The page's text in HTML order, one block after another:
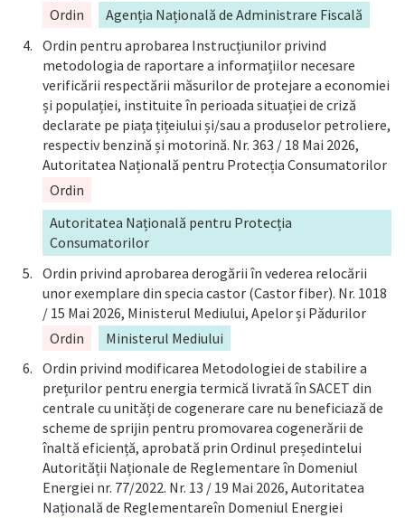
Ordin
Agenția Națională de Administrare Fiscală
Ordin pentru aprobarea Instrucțiunilor privind
metodologia de raportare a informațiilor necesare
verificării respectării măsurilor de protejare a economiei
și populației, instituite în perioada situației de criză
declarate pe piața țițeiului și/sau a produselor petroliere,
respectiv benzină și motorină. Nr. 363 / 18 Mai 2026,
Autoritatea Națională pentru Protecția Consumatorilor
Ordin
Autoritatea Națională pentru Protecția
Consumatorilor
Ordin privind aprobarea derogării în vederea relocării
unor exemplare din specia castor (Castor fiber). Nr. 1018
/ 15 Mai 2026, Ministerul Mediului, Apelor și Pădurilor
Ordin
Ministerul Mediului
Ordin privind modificarea Metodologiei de stabilire a
prețurilor pentru energia termică livrată în SACET din
centrale cu unități de cogenerare care nu beneficiază de
scheme de sprijin pentru promovarea cogenerării de
înaltă eficiență, aprobată prin Ordinul președintelui
Autorității Naționale de Reglementare în Domeniul
Energiei nr. 77/2022. Nr. 13 / 19 Mai 2026, Autoritatea
Națională de Reglementareîn Domeniul Energiei